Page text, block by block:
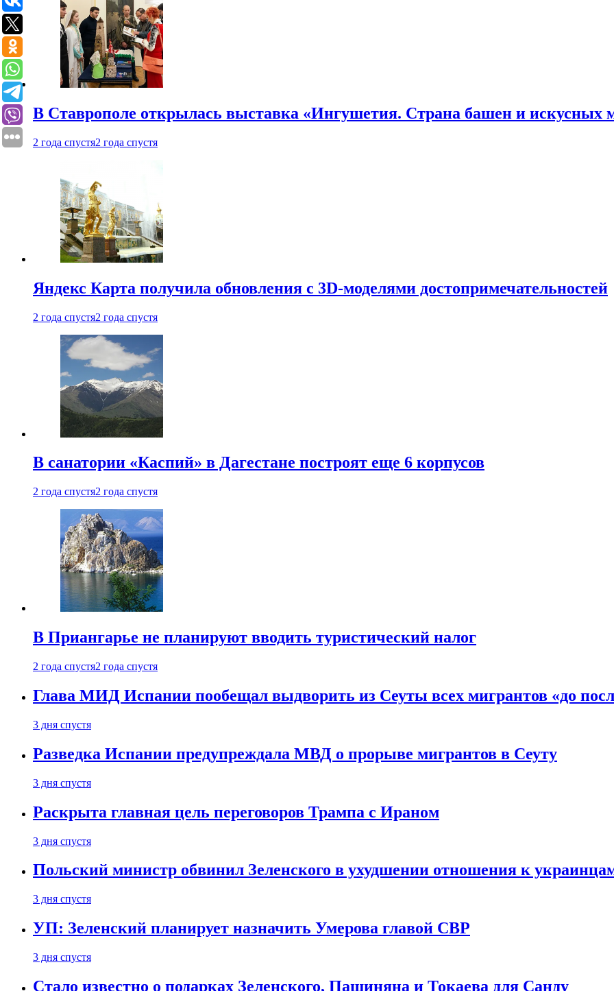
В Ставрополе открылась выставка «Ингушетия. Страна башен и искусных
2 года спустя2 года спустя
Яндекс Карта получила обновления с 3D-моделями достопримечательностей
2 года спустя2 года спустя
В санатории «Каспий» в Дагестане построят еще 6 корпусов
2 года спустя2 года спустя
В Приангарье не планируют вводить туристический налог
2 года спустя2 года спустя
Глава МИД Испании пообещал выдворить из Сеуты всех мигрантов «до
3 дня спустя
Разведка Испании предупреждала МВД о прорыве мигрантов в Сеуту
3 дня спустя
Раскрыта главная цель переговоров Трампа с Ираном
3 дня спустя
Польский министр обвинил Зеленского в ухудшении отношения к
3 дня спустя
УП: Зеленский планирует назначить Умерова главой СВР
3 дня спустя
Стало известно о подарках Зеленского, Пашиняна и Токаева для Санду